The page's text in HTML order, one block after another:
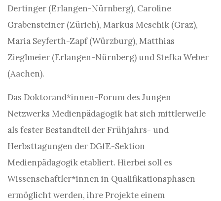
Dertinger (Erlangen-Nürnberg), Caroline
Grabensteiner (Zürich), Markus Meschik (Graz),
Maria Seyferth-Zapf (Würzburg), Matthias
Zieglmeier (Erlangen-Nürnberg) und Stefka Weber
(Aachen).
Das Doktorand*innen-Forum des Jungen
Netzwerks Medienpädagogik hat sich mittlerweile
als fester Bestandteil der Frühjahrs- und
Herbsttagungen der DGfE-Sektion
Medienpädagogik etabliert. Hierbei soll es
Wissenschaftler*innen in Qualifikationsphasen
ermöglicht werden, ihre Projekte einem